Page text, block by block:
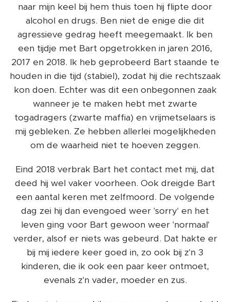
naar mijn keel bij hem thuis toen hij flipte door
alcohol en drugs. Ben niet de enige die dit
agressieve gedrag heeft meegemaakt. Ik ben
een tijdje met Bart opgetrokken in jaren 2016,
2017 en 2018. Ik heb geprobeerd Bart staande te
houden in die tijd (stabiel), zodat hij die rechtszaak
kon doen. Echter was dit een onbegonnen zaak
wanneer je te maken hebt met zwarte
togadragers (zwarte maffia) en vrijmetselaars is
mij gebleken. Ze hebben allerlei mogelijkheden
om de waarheid niet te hoeven zeggen.
Eind 2018 verbrak Bart het contact met mij, dat
deed hij wel vaker voorheen. Ook dreigde Bart
een aantal keren met zelfmoord. De volgende
dag zei hij dan evengoed weer 'sorry' en het
leven ging voor Bart gewoon weer 'normaal'
verder, alsof er niets was gebeurd. Dat hakte er
bij mij iedere keer goed in, zo ook bij z'n 3
kinderen, die ik ook een paar keer ontmoet,
evenals z'n vader, moeder en zus.